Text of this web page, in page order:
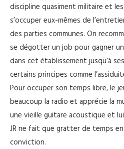
discipline quasiment militaire et
s’occuper eux-mêmes de
des parties communes. On
se dégotter un job pour gagner
dans cet établissement jusqu’à
certains principes comme
Pour occuper son temps libre, le
beaucoup la radio et apprécie la
une vieille guitare acoustique et
JR ne fait que gratter de temps
conviction.